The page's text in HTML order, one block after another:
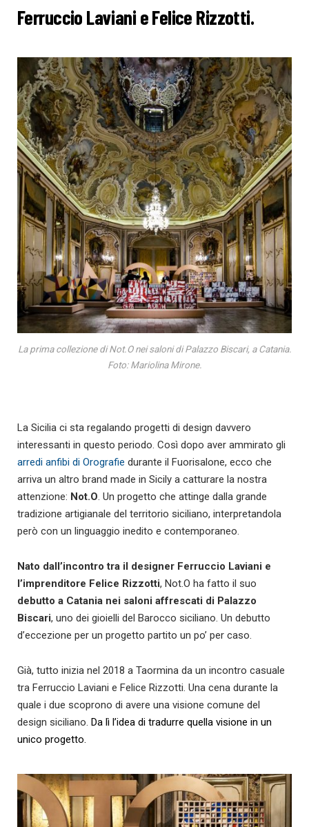
Ferruccio Laviani e Felice Rizzotti.
La prima collezione di Not.O nei saloni di Palazzo Biscari, a Catania.
Foto: Mariolina Mirone.
La Sicilia ci sta regalando progetti di design davvero
interessanti in questo periodo. Così dopo aver ammirato gli
arredi anfibi di Orografie durante il Fuorisalone, ecco che
arriva un altro brand made in Sicily a catturare la nostra
attenzione: Not.O. Un progetto che attinge dalla grande
tradizione artigianale del territorio siciliano, interpretandola
però con un linguaggio inedito e contemporaneo.
Nato dall’incontro tra il designer Ferruccio Laviani e
l’imprenditore Felice Rizzotti, Not.O ha fatto il suo
debutto a Catania nei saloni affrescati di Palazzo
Biscari, uno dei gioielli del Barocco siciliano. Un debutto
d’eccezione per un progetto partito un po’ per caso.
Già, tutto inizia nel 2018 a Taormina da un incontro casuale
tra Ferruccio Laviani e Felice Rizzotti. Una cena durante la
quale i due scoprono di avere una visione comune del
design siciliano. Da lì l’idea di tradurre quella visione in un
unico progetto.